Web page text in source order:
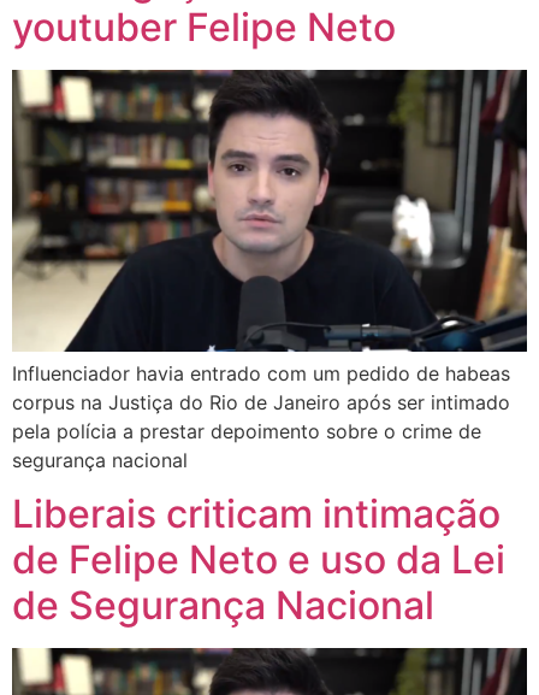
youtuber Felipe Neto
Influenciador havia entrado com um pedido de habeas
corpus na Justiça do Rio de Janeiro após ser intimado
pela polícia a prestar depoimento sobre o crime de
segurança nacional
Liberais criticam intimação
de Felipe Neto e uso da Lei
de Segurança Nacional